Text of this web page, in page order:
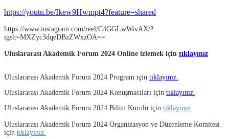
https://youtu.be/Ikew9Hwmpt4?feature=shared
https://www.instagram.com/reel/C4GGLwWivAX/?
igsh=MXZyc3dqeDBzZWxzOA==
Uluslararası Akademik Forum 2024 Online izlemek için tıklayınız
Uluslararası Akademik Forum 2024 Program için tıklayınız.
Uluslararası Akademik Forum 2024 Konuşmacıları için tıklayınız.
Uluslararası Akademik Forum 2024 Bilim Kurulu için tıklayınız.
Uluslararası Akademik Forum 2024 Organizasyon ve Düzenleme Komitesi
için tıklayınız.